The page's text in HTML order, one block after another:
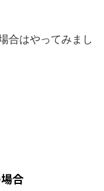
合はやってみまし
合